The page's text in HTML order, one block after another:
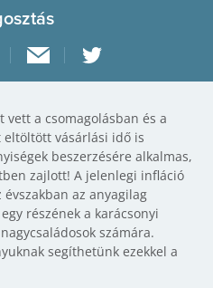
vett a csomagolásban és a
eltöltött vásárlási idő is
beszerzésére alkalmas,
zajlott! A jelenlegi infláció
az anyagilag
részének a karácsonyi
számára.
segíthetünk ezekkel a